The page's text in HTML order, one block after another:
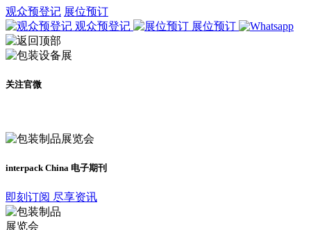
观众预登记 展位预订
观众预登记
展位预订
关注官微
interpack China 电子期刊
即刻订阅 尽享资讯